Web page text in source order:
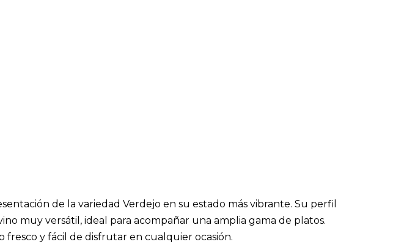
de la variedad Verdejo en su estado más vibrante. Su perfil
muy versátil, ideal para acompañar una amplia gama de platos.
y fácil de disfrutar en cualquier ocasión.